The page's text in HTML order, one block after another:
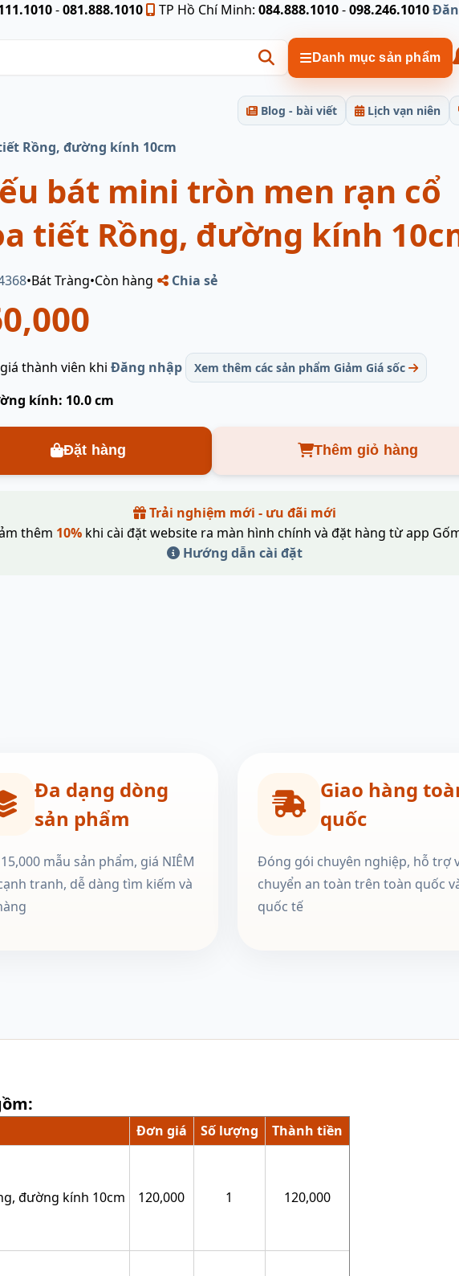
-081.888.1010 TP Hồ Chí Minh: 084.888.1010-098.246.1010
Danh mục sản phẩm
Lịch vạn niên
Blog - bài viết
Rồng, đường kính 10cm
bát mini tròn men rạn cổ
tiết Rồng, đường kính
•Bát Tràng•Còn hàng Chia sẻ
thành viên khi Đăng nhập Xem thêm các sản phẩm Giảm Giá sốc
kính: 10.0 cm
Đặt hàng Thêm giỏ hàng
Trải nghiệm mới - ưu đãi mới
thêm 10% khi cài đặt website ra màn hình chính và đặt hàng từ app
Hướng dẫn cài đặt
Đa dạng dòng
sản phẩm
mẫu sản phẩm, giá NIÊM
tranh, dễ dàng tìm kiếm và
Giao hàng
quốc
Đóng gói chuyên nghiệp, hỗ trợ
chuyển an toàn trên toàn quốc
quốc tế
Đơn giá Số lượng Thành tiền
đường kính 10cm 120,000 1 120,000